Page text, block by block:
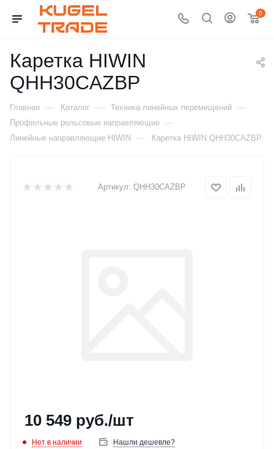
0
Каретка HIWIN
QHH30CAZBP
Главная — Каталог — Техника линейных перемещений —
Профильные рельсовые направляющие —
Линейные направляющие HIWIN — Каретка HIWIN QHH30CAZBP
Артикул: QHH30CAZBP
10 549 руб./шт
Нет в наличии Нашли дешевле?